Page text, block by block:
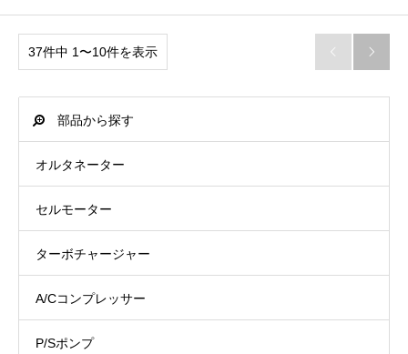
37件中 1〜10件を表示  
部品から探す
オルタネーター
セルモーター
ターボチャージャー
A/Cコンプレッサー
P/Sポンプ